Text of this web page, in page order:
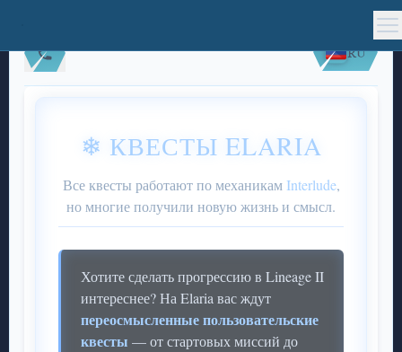
RU
❄ КВЕСТЫ ELARIA
Все квесты работают по механикам Interlude,
но многие получили новую жизнь и смысл.
Хотите сделать прогрессию в Lineage II
интереснее? На Elaria вас ждут
переосмысленные пользовательские
квесты — от стартовых миссий до